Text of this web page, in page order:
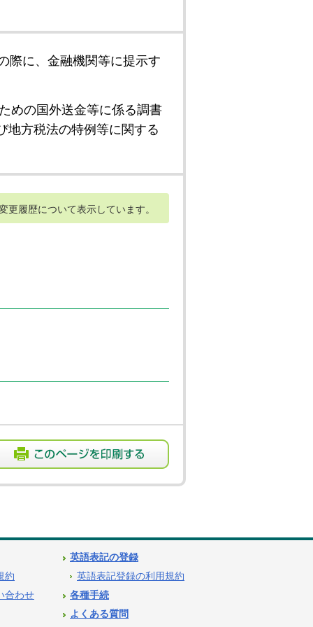
際に、金融機関等に提示す
めの国外送金等に係る調書
地方税法の特例等に関する
更履歴について表示しています。
約
合わせ
英語表記の登録
英語表記登録の利用規約
各種手続
よくある質問